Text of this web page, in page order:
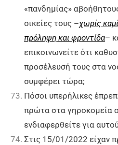
«πανδημίας»
οικείες τους –χωρίς
πρόληψη και φροντίδα–
επικοινωνείτε ότι
προσέλευσή τους στα
συμφέρει τώρα;
Πόσοι υπερήλικες
πρώτα στα γηροκομεία
ενδιαφερθείτε για
Στις 15/01/2022 είχαν